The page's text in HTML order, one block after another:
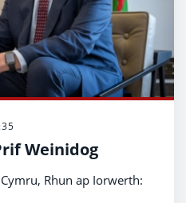
Weinidog
Rhun ap Iorwerth: